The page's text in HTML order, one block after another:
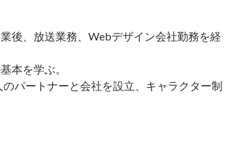
後、放送業務、Webデザイン会社勤務を経
本を学ぶ。
パートナーと会社を設立、キャラクター制